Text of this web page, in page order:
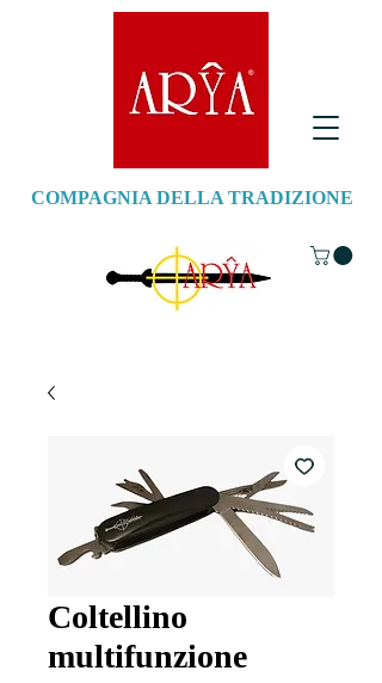
COMPAGNIA DELLA TRADIZIONE
Coltellino
multifunzione